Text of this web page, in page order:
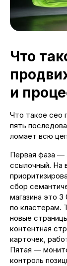
Что
и
Что такое сео
пять
ломает всю
Первая фаза —
ссылочный. На
сбор
магазина это 3
по кластерам.
новые
контентная
карточек,
Пятая —
контроль
Поделиться